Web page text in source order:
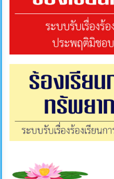
e-
Service
ข้อมูล